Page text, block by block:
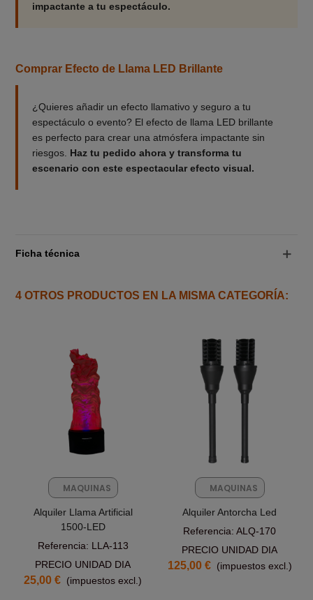
impactante a tu espectáculo.
Comprar Efecto de Llama LED Brillante
¿Quieres añadir un efecto llamativo y seguro a tu
espectáculo o evento? El efecto de llama LED brillante
es perfecto para crear una atmósfera impactante sin
riesgos. Haz tu pedido ahora y transforma tu
escenario con este espectacular efecto visual.
Ficha técnica
4 OTROS PRODUCTOS EN LA MISMA CATEGORÍA:
MAQUINAS
FX
Alquiler Llama Artificial
1500-LED
Referencia: LLA-113
PRECIO UNIDAD DIA
25,00 € (impuestos excl.)
MAQUINAS
FX
Alquiler Antorcha Led
Referencia: ALQ-170
PRECIO UNIDAD DIA
125,00 € (impuestos excl.)